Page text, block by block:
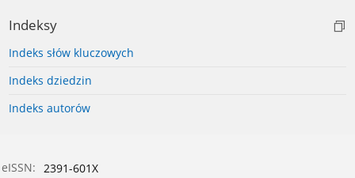
Indeksy
Indeks słów kluczowych
Indeks dziedzin
Indeks autorów
eISSN: 2391-601X